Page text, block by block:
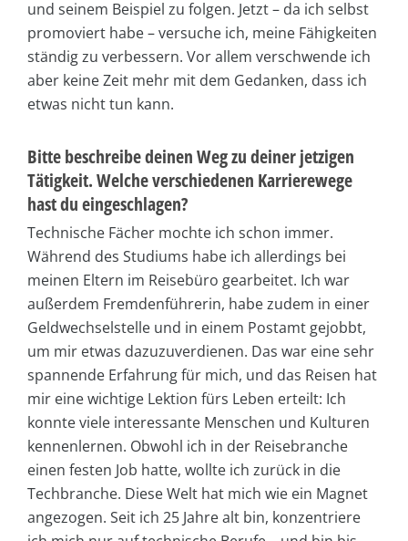
und seinem Beispiel zu folgen. Jetzt – da ich selbst
promoviert habe – versuche ich, meine Fähigkeiten
ständig zu verbessern. Vor allem verschwende ich
aber keine Zeit mehr mit dem Gedanken, dass ich
etwas nicht tun kann.
Bitte beschreibe deinen Weg zu deiner jetzigen
Tätigkeit. Welche verschiedenen Karrierewege
hast du eingeschlagen?
Technische Fächer mochte ich schon immer.
Während des Studiums habe ich allerdings bei
meinen Eltern im Reisebüro gearbeitet. Ich war
außerdem Fremdenführerin, habe zudem in einer
Geldwechselstelle und in einem Postamt gejobbt,
um mir etwas dazuzuverdienen. Das war eine sehr
spannende Erfahrung für mich, und das Reisen hat
mir eine wichtige Lektion fürs Leben erteilt: Ich
konnte viele interessante Menschen und Kulturen
kennenlernen. Obwohl ich in der Reisebranche
einen festen Job hatte, wollte ich zurück in die
Techbranche. Diese Welt hat mich wie ein Magnet
angezogen. Seit ich 25 Jahre alt bin, konzentriere